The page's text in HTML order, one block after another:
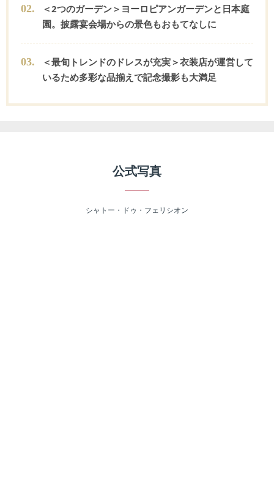
02.
＜2つのガーデン＞ヨーロピアンガーデンと日本庭
園。披露宴会場からの景色もおもてなしに
03.
＜最旬トレンドのドレスが充実＞衣装店が運営して
いるため多彩な品揃えで記念撮影も大満足
公式写真
シャトー・ドゥ・フェリシオン